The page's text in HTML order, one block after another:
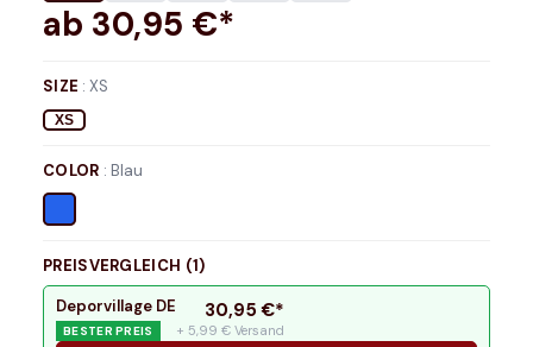
ab 30,95 €*
SIZE :XS
XS
COLOR : Blau
PREISVERGLEICH (1)
Deporvillage DE
BESTER PREIS
30,95 €*
+ 5,99 € Versand